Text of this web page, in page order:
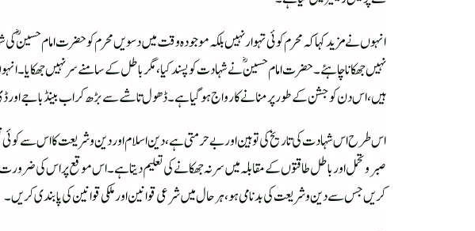
انہوں نے مزید کہا کہ محرم کوئی تہوار نہیں بلکہ موجودہ وقت میں دسویں محرم کو حضرت امام
نہیں جھکانا چاہئے۔ حضرت امام حسینؓ نے شہادت کو پسند کیا، مگر باطل کے سامنے سر نہیں
ہیں، اس دن کو جشن کے طور پر منانے کا رواج ہوگیا ہے۔ ڈھول تاشے سے بڑھ کر اب بینڈ باجے
اس طرح اس شہادت کی تاریخ کی توہین اور بے حرمتی ہے، دین اسلام اور دین وشریعت کا اس سے
صبر وتحمل اور باطل طاقتوں کے مقابلہ میں سر نہ جھکانےکی تعلیم دیتا ہے۔اس موقع پر اس کی
کریں جس سے دین وشریعت کی بدنامی ہو، ہر حال میں شرعی قوانین اور ملکی قوانین کی پابندی کریں۔